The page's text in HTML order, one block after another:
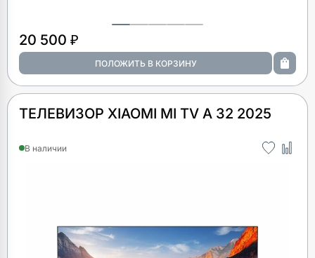
20 500 ₽
ТЕЛЕВИЗОР XIAOMI MI TV A 32 2025
В наличии